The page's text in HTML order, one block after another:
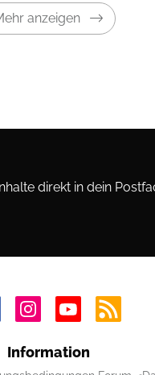
anzeigen
direkt in dein
Information